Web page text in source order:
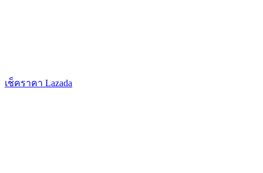
เช็คราคา Lazada